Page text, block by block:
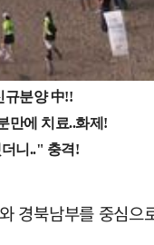
경북남부를 중심